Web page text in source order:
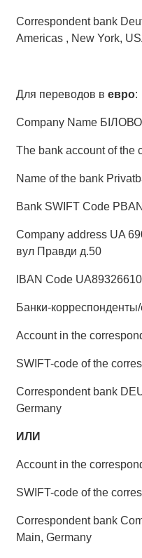
Correspondent bank
Americas , New York,
Для переводов вевро:
Company Name
The bank account of the
Name of the bank
Bank SWIFT Code
Company address UA
вул Правди д.50
IBAN Code
Банки-
Account in the
SWIFT-code of the
Correspondent bank
Germany
ИЛИ
Account in the
SWIFT-code of the
Correspondent bank
Main, Germany